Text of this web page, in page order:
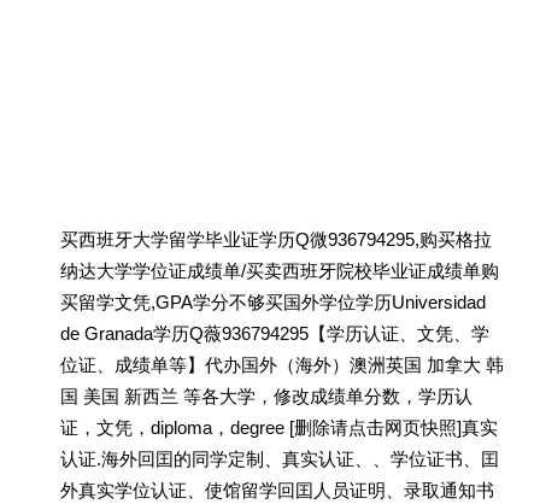
买西班牙大学留学毕业证学历Q微936794295,购买格拉
纳达大学学位证成绩单/买卖西班牙院校毕业证成绩单购
买留学文凭,GPA学分不够买国外学位学历Universidad
de Granada学历Q薇936794295【学历认证、文凭、学
位证、成绩单等】代办国外（海外）澳洲英国 加拿大 韩
国 美国 新西兰 等各大学，修改成绩单分数，学历认
证，文凭，diploma，degree [删除请点击网页快照]真实
认证.海外回囯的同学定制、真实认证、、学位证书、囯
外真实学位认证、使馆留学回囯人员证明、录取通知书